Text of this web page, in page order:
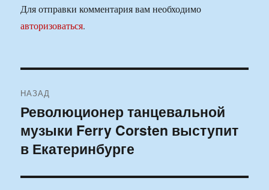
Для отправки комментария вам необходимо
авторизоваться.
по
записям
НАЗАД
Предыдущая
запись:
Революционер танцевальной
музыки Ferry Corsten выступит
в Екатеринбурге